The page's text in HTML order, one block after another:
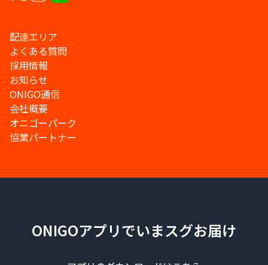
配達エリア
よくある質問
採用情報
お知らせ
ONIGO通信
会社概要
オニゴーパーク
協業パートナー
ONIGOアプリでいまスグお届け